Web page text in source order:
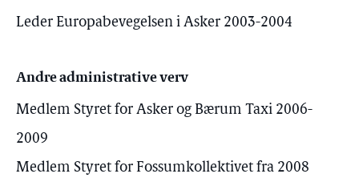
Leder Europabevegelsen i Asker 2003-2004
Andre administrative verv
Medlem Styret for Asker og Bærum Taxi 2006-
2009
Medlem Styret for Fossumkollektivet fra 2008